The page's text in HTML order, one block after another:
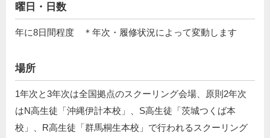
曜日・日数
年に8日間程度 ＊年次・履修状況によって変動します
場所
1年次と3年次は全国拠点のスクーリング会場、原則2年次
はN高生徒「沖縄伊計本校」、S高生徒「茨城つくば本
校」、R高生徒「群馬桐生本校」で行われるスクーリング